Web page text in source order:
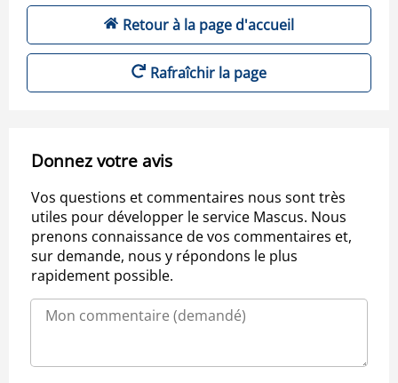
Retour à la page d'accueil
Rafraîchir la page
Donnez votre avis
Vos questions et commentaires nous sont très
utiles pour développer le service Mascus. Nous
prenons connaissance de vos commentaires et,
sur demande, nous y répondons le plus
rapidement possible.